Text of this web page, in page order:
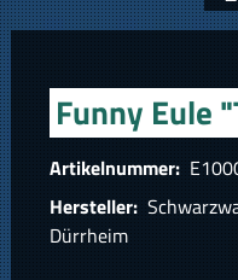
Funny Eule
Artikelnummer:
Hersteller:
Dürrheim